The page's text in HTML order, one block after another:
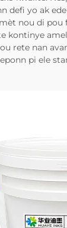
defi yo ak
nou di pou
kontinye
rete nan
pi ele